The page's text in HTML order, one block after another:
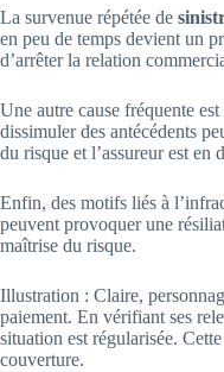
La survenue répétée de
en peu de temps devient un
d’arrêter la relation
Une autre cause fréquente
dissimuler des antécédents
du risque et l’assureur est en
Enfin, des motifs liés à
peuvent provoquer une
maîtrise du risque.
Illustration : Claire,
paiement. En vérifiant ses
situation est régularisée.
couverture.